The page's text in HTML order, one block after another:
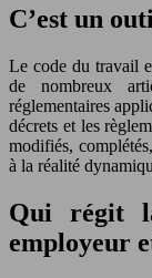
C’est un
Le code du travail
de nombreux
réglementaires
décrets et les
modifiés,
à la réalité
Qui régit
employeur